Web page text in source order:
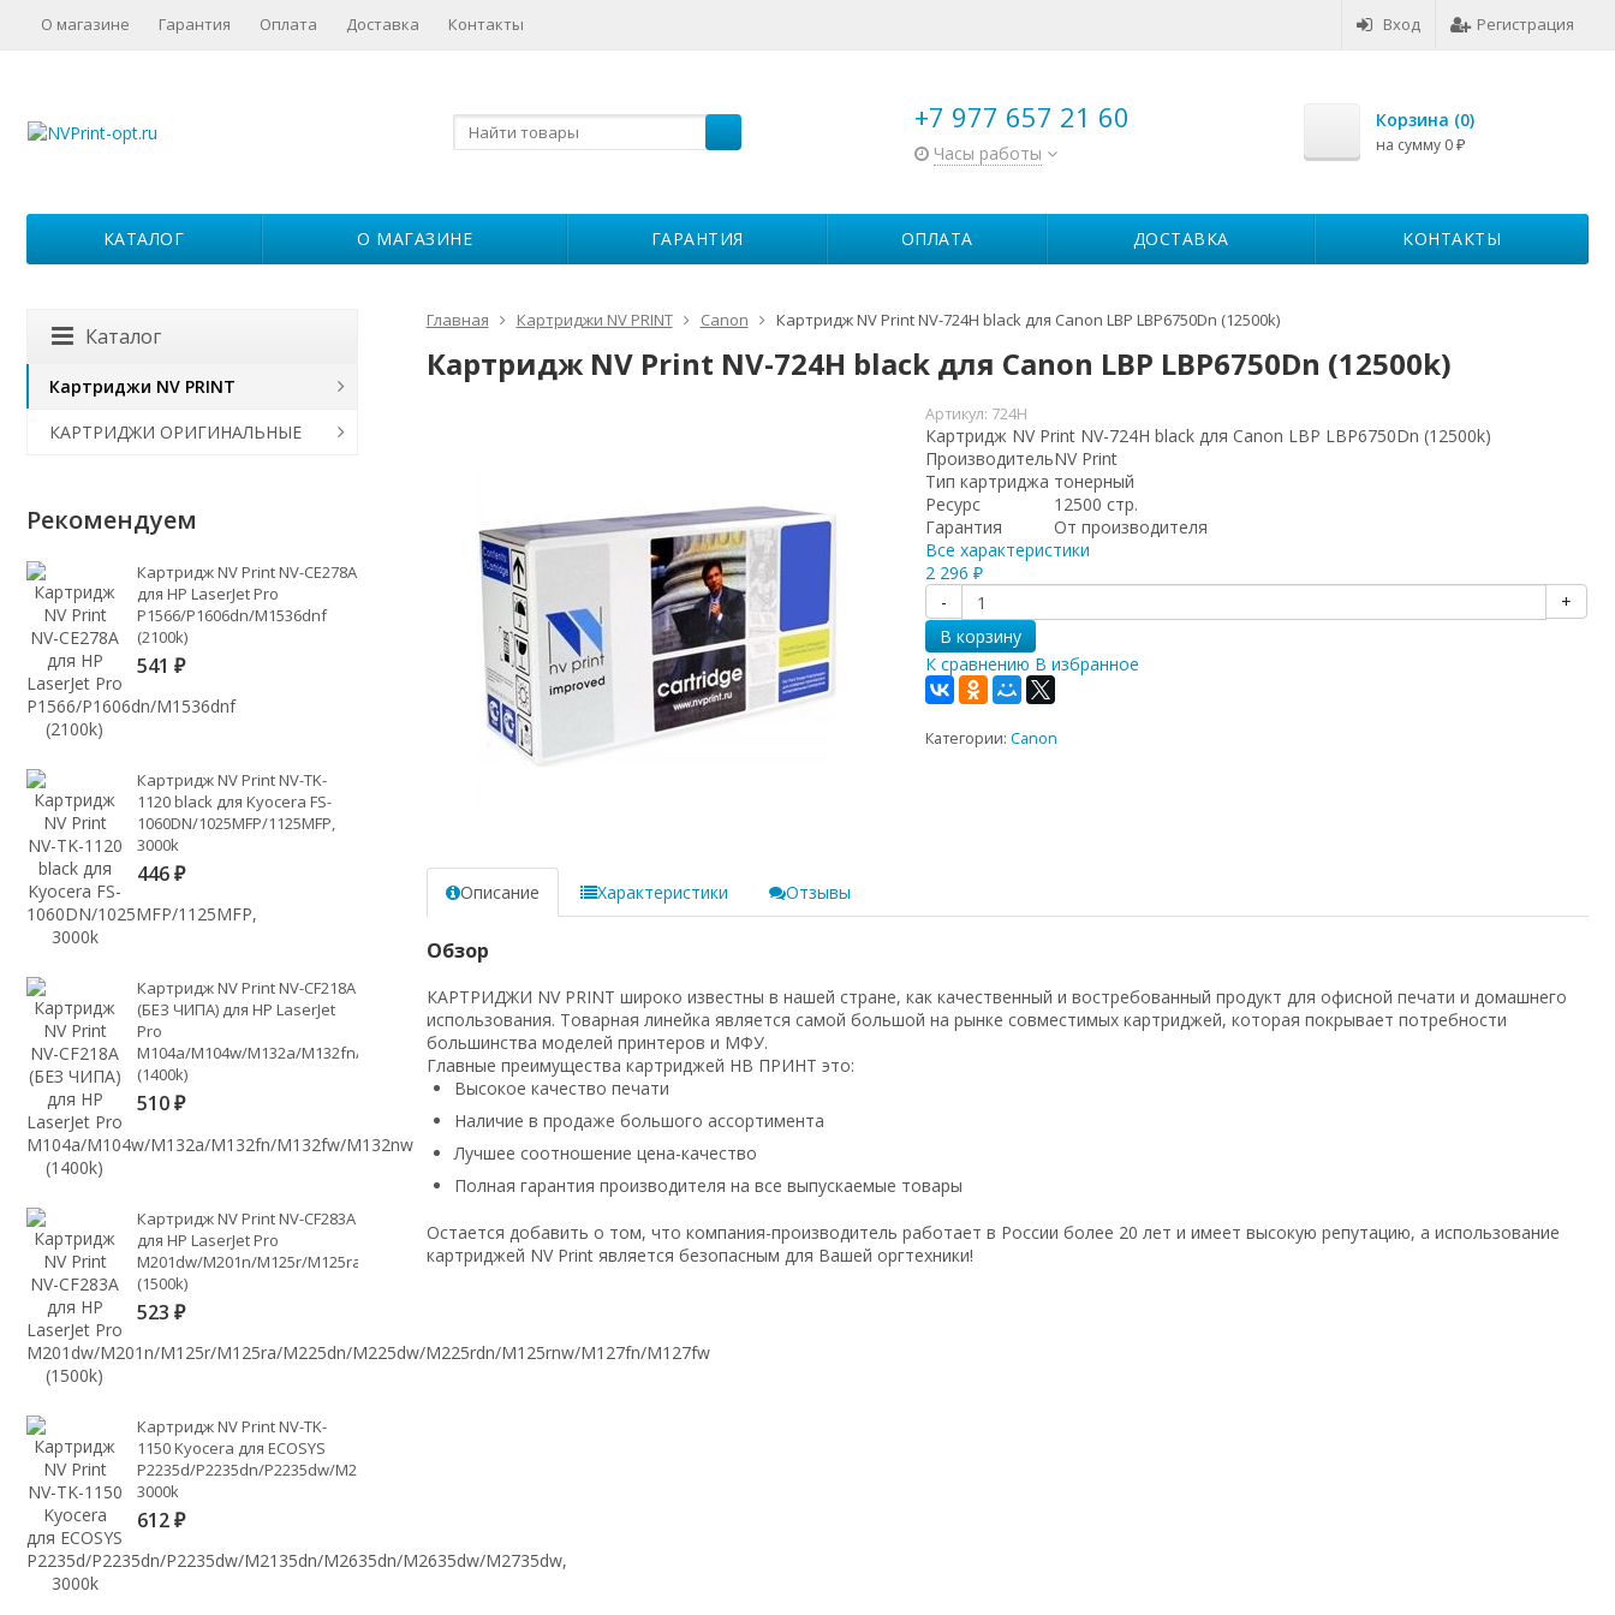
Вход Регистрация
О магазине Гарантия Оплата Доставка Контакты
+7 977 657 21 60
Часы работы
Корзина (0)
на сумму 0 ₽
КАТАЛОГ О МАГАЗИНЕ ГАРАНТИЯ ОПЛАТА ДОСТАВКА КОНТАКТЫ
Главная Картриджи NV PRINT Canon Картридж NV Print NV-724H black для Canon LBP LBP6750Dn (12500k)
Картридж NV Print NV-724H black для Canon LBP LBP6750Dn (12500k)
Артикул: 724H
Картридж NV Print NV-724H black для Canon LBP LBP6750Dn (12500k)
ПроизводительNV Print
Тип картриджа тонерный
Ресурс
12500 стр.
Гарантия
От производителя
Все характеристики
2 296₽
-
+
В корзину
К сравнению В избранное
Категории:Canon
Описание Характеристики Отзывы
Обзор
КАРТРИДЖИ NV PRINT широко известны в нашей стране, как качественный и востребованный продукт для офисной печати и домашнего
использования. Товарная линейка является самой большой на рынке совместимых картриджей, которая покрывает потребности
большинства моделей принтеров и МФУ.
Главные преимущества картриджей НВ ПРИНТ это:
Высокое качество печати
Наличие в продаже большого ассортимента
Лучшее соотношение цена-качество
Полная гарантия производителя на все выпускаемые товары
Остается добавить о том, что компания-производитель работает в России более 20 лет и имеет высокую репутацию, а использование
картриджей NV Print является безопасным для Вашей оргтехники!
Каталог
Картриджи NV PRINT
КАРТРИДЖИ ОРИГИНАЛЬНЫЕ
Рекомендуем
Картридж NV Print NV-CE278A
для HP LaserJet Pro
P1566/P1606dn/M1536dnf
(2100k)
541 ₽
Картридж NV Print NV-TK-
1120 black для Kyocera FS-
1060DN/1025MFP/1125MFP,
3000k
446 ₽
Картридж NV Print NV-CF218A
(БЕЗ ЧИПА) для HP LaserJet
Pro
M104a/M104w/M132a/M132fn/M132fw/M132nw
(1400k)
510 ₽
Картридж NV Print NV-CF283A
для HP LaserJet Pro
M201dw/M201n/M125r/M125ra/M225dn/M225dw/M225rdn/M125rnw/M127fn/M127fw
(1500k)
523 ₽
Картридж NV Print NV-TK-
1150 Kyocera для ECOSYS
P2235d/P2235dn/P2235dw/M2135dn/M2635dn/M2635dw/M2735dw,
3000k
612 ₽